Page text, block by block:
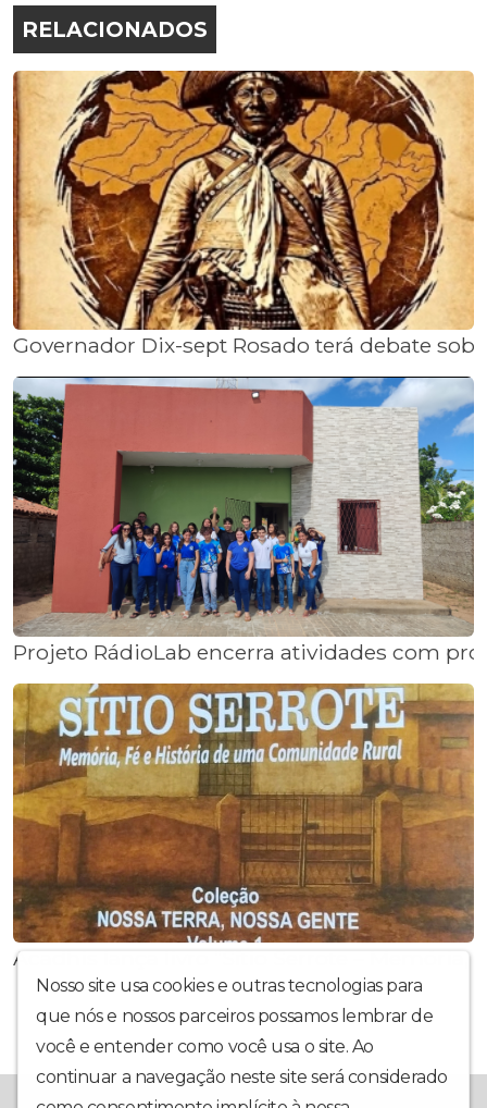
RELACIONADOS
Governador Dix-sept Rosado terá debate
Projeto RádioLab encerra atividades com
Acadhis lança livro “Sítio Serrote – Memória,
Nosso site usa cookies e outras tecnologias para
que nós e nossos parceiros possamos lembrar de
você e entender como você usa o site. Ao
continuar a navegação neste site será considerado